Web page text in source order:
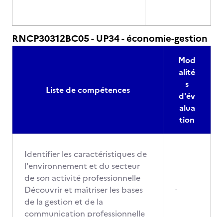
RNCP30312BC05 - UP34 - économie-gestion
Liste de compétences
Mod
alité
s
d'év
alua
tion
Identifier les caractéristiques de
l'environnement et du secteur
de son activité professionnelle
Découvrir et maîtriser les bases
de la gestion et de la
communication professionnelle
-